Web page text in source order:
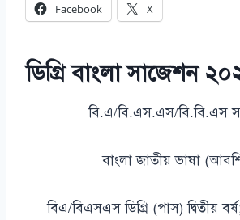
Facebook X
ডিগ্রি বাংলা সাজেশন
বি.এ/বি.এস.এস/বি.বি.এস
বাংলা জাতীয় ভাষা
বিএ/বিএসএস ডিগ্রি (পাস) দ্বিতীয়